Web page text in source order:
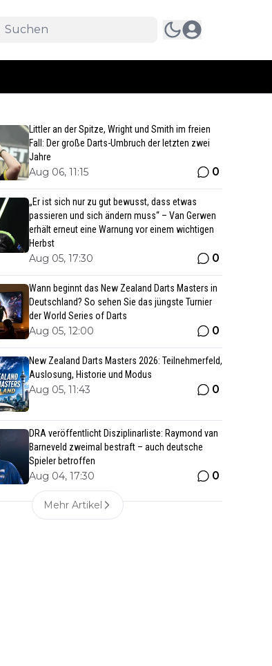
Littler an der Spitze, Wright und Smith im freien
Fall: Der große Darts-Umbruch der letzten zwei
Jahre
Aug 06, 11:15 0
„Er ist sich nur zu gut bewusst, dass etwas
passieren und sich ändern muss“ – Van Gerwen
erhält erneut eine Warnung vor einem wichtigen
Herbst
Aug 05, 17:30 0
Wann beginnt das New Zealand Darts Masters in
Deutschland? So sehen Sie das jüngste Turnier
der World Series of Darts
Aug 05, 12:00 0
New Zealand Darts Masters 2026: Teilnehmerfeld,
Auslosung, Historie und Modus
Aug 05, 11:43 0
DRA veröffentlicht Disziplinarliste: Raymond van
Barneveld zweimal bestraft – auch deutsche
Spieler betroffen
Aug 04, 17:30 0
Mehr Artikel